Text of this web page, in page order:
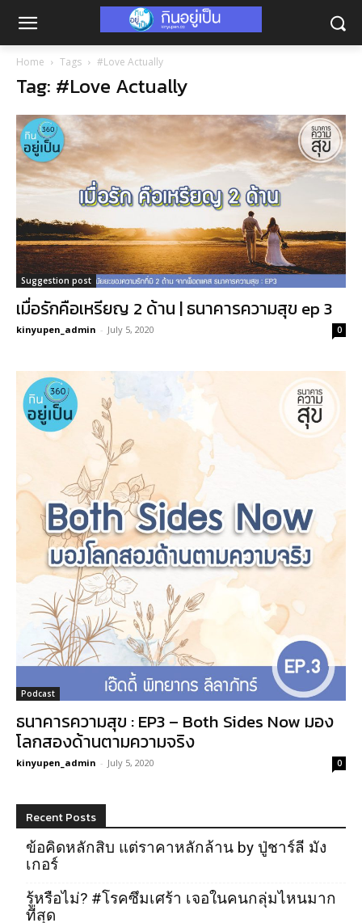
Home Tags #Love Actually
Tag: #Love Actually
Suggestion post
เมื่อรักคือเหรียญ 2 ด้าน | ธนาคารความสุข ep 3
kinyupen_admin - July 5, 2020 0
Podcast
ธนาคารความสุข : EP3 – Both Sides Now มอง
โลกสองด้านตามความจริง
kinyupen_admin - July 5, 2020 0
Recent Posts
ข้อคิดหลักสิบ แต่ราคาหลักล้าน by ปู่ชาร์ลี มัง
เกอร์
รู้หรือไม่? #โรคซึมเศร้า เจอในคนกลุ่มไหนมาก
ที่สุด